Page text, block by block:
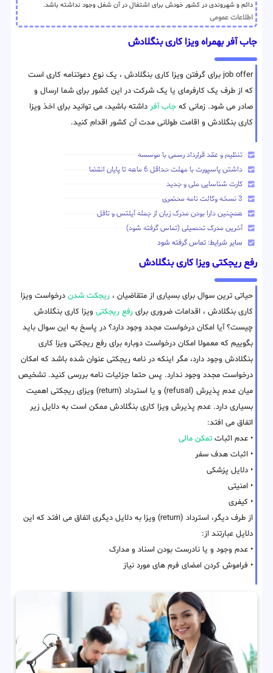
دائم و شهروندی در کشور خودش برای اشتغال در آن شغل وجود نداشته باشد.
اطلاعات عمومی
جاب آفر بهمراه ویزا کاری بنگلادش
job offer برای گرفتن ویزا کاری بنگلادش ، یک نوع دعوتنامه کاری است
که از طرف یک کارفرمای یا یک شرکت در این کشور برای شما ارسال و
صادر می شود. زمانی که جاب آفر داشته باشید، می توانید برای اخذ ویزا
کاری بنگلادش و اقامت طولانی مدت آن کشور اقدام کنید.
تنظیم و عقد قرارداد رسمی با موسسه
داشتن پاسپورت با مهلت حداقل 6 ماهه تا پایان انقضا
کارت شناسایی ملی و جدید
3 نسخه وکالت نامه محضری
همچنین دارا بودن مدرک زبان از جمله آیلتس و تافل
آخرین مدرک تحصیلی (تماس گرفته شود)
سایر شرایط: تماس گرفته شود
رفع ریجکتی ویزا کاری بنگلادش
حیاتی ترین سوال برای بسیاری از متقاضیان ، ریجکت شدن درخواست ویزا
کاری بنگلادش ، اقدامات ضروری برای رفع ریجکتی ویزا کاری بنگلادش
چیست؟ آیا امکان درخواست مجدد وجود دارد؟ در پاسخ به این سوال باید
بگوییم که معمولا امکان درخواست دوباره برای رفع ریجکتی ویزا کاری
بنگلادش وجود دارد، مگر اینکه در نامه ریجکتی عنوان شده باشد که امکان
درخواست مجدد وجود ندارد. پس حتما جزئیات نامه بررسی کنید. تشخیص
میان عدم پذیرش (refusal) و یا استرداد (return) ویزای ریجکتی اهمیت
بسیاری دارد. عدم پذیرش ویزا کاری بنگلادش ممکن است به دلایل زیر
اتفاق می افتد:
• عدم اثبات تمکن مالی
• اثبات هدف سفر
• دلایل پزشکی
• امنیتی
• کیفری
از طرف دیگر، استرداد (return) ویزا به دلایل دیگری اتفاق می افتد که این
دلایل عبارتند از:
• عدم وجود و یا نادرست بودن اسناد و مدارک
• فراموش کردن امضای فرم های مورد نیاز